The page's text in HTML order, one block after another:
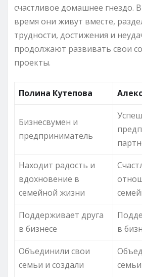
счастливое домашнее гнездо.
время они живут вместе,
трудности, достижения и
продолжают развивать свои
проекты.
Полина Кутепова
Бизнесвумен и
предприниматель
Находит радость и
вдохновение в
семейной жизни
Поддерживает друга
в бизнесе
в
Объединили свои
семьи и создали